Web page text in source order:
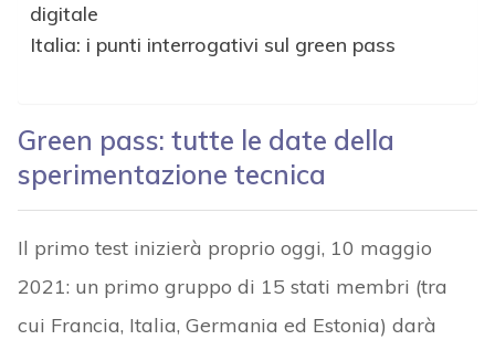
digitale
Italia: i punti interrogativi sul green pass
Green pass: tutte le date della
sperimentazione tecnica
Il primo test inizierà proprio oggi, 10 maggio
2021: un primo gruppo di 15 stati membri (tra
cui Francia, Italia, Germania ed Estonia) darà